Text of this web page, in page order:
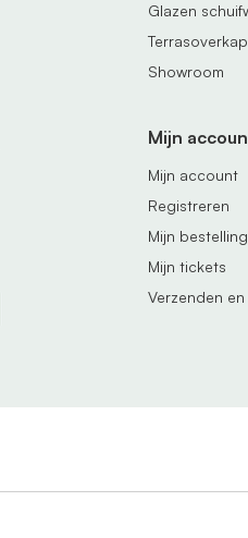
Glazen
Showroom
Mijn
Mijn account
Registreren
Mijn
Mijn tickets
Verzenden